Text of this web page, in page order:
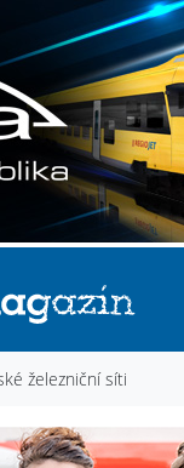
železniční síti